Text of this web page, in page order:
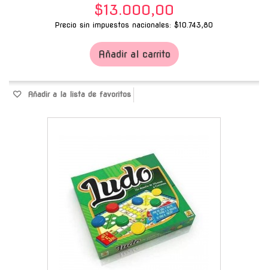
$13.000,00
Precio sin impuestos nacionales: $10.743,80
Añadir al carrito
Añadir a la lista de favoritos